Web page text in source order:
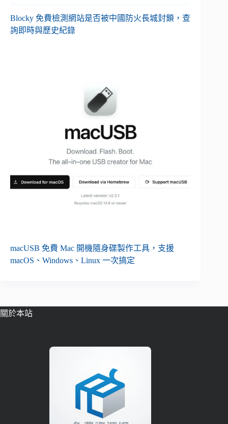
Blocky 免費檢測網站是否被中國防火長城封鎖，查
詢即時與歷史紀錄
macUSB 免費 Mac 開機隨身碟製作工具，支援
macOS、Windows、Linux 一次搞定
關於本站